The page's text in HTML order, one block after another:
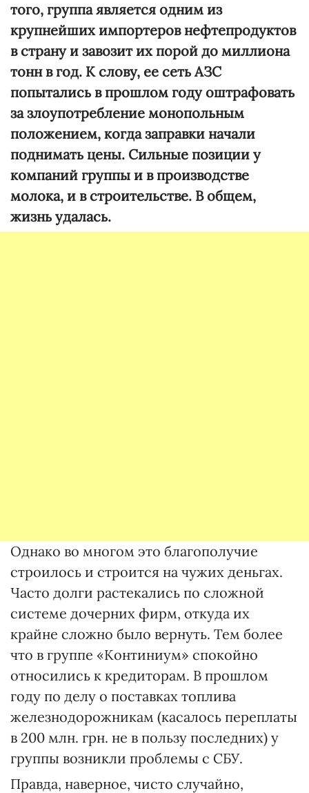
того, группа является одним из
крупнейших импортеров нефтепродуктов
в страну и завозит их порой до миллиона
тонн в год. К слову, ее сеть АЗС
попытались в прошлом году оштрафовать
за злоупотребление монопольным
положением, когда заправки начали
поднимать цены. Сильные позиции у
компаний группы и в производстве
молока, и в строительстве. В общем,
жизнь удалась.
Однако во многом это благополучие
строилось и строится на чужих деньгах.
Часто долги растекались по сложной
системе дочерних фирм, откуда их
крайне сложно было вернуть. Тем более
что в группе «Континиум» спокойно
относились к кредиторам. В прошлом
году по делу о поставках топлива
железнодорожникам (касалось переплаты
в 200 млн. грн. не в пользу последних) у
группы возникли проблемы с СБУ.
Правда, наверное, чисто случайно,